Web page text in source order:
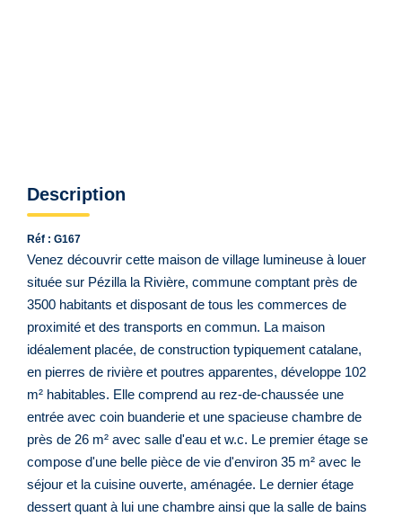
Description
Réf : G167
Venez découvrir cette maison de village lumineuse à louer
située sur Pézilla la Rivière, commune comptant près de
3500 habitants et disposant de tous les commerces de
proximité et des transports en commun. La maison
idéalement placée, de construction typiquement catalane,
en pierres de rivière et poutres apparentes, développe 102
m² habitables. Elle comprend au rez-de-chaussée une
entrée avec coin buanderie et une spacieuse chambre de
près de 26 m² avec salle d'eau et w.c. Le premier étage se
compose d'une belle pièce de vie d'environ 35 m² avec le
séjour et la cuisine ouverte, aménagée. Le dernier étage
dessert quant à lui une chambre ainsi que la salle de bains